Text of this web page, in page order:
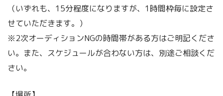
（いずれも、15分程度になりますが、1時間枠毎に設定さ
せていただきます。）
※2次オーディションNGの時間帯がある方はご明記くださ
い。また、スケジュールが合わない方は、別途ご相談くだ
さい。